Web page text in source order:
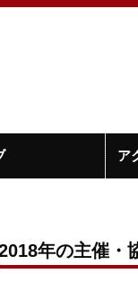
ア
年の主催・